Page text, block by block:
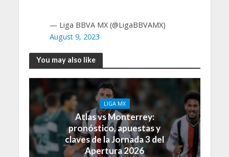
— Liga BBVA MX (@LigaBBVAMX)
August 9, 2023
You may also like
LIGA MX
Atlas vs Monterrey:
pronóstico, apuestas y
claves de la Jornada 3 del
Apertura 2026